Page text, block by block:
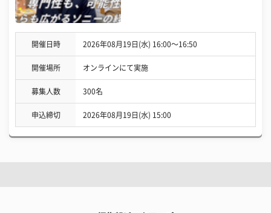
開催日時 2026年08月19日(水) 16:00〜16:50
開催場所 オンラインにて実施
募集人数 300名
申込締切 2026年08月19日(水) 15:00